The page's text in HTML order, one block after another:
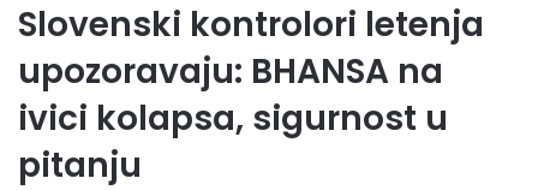
Slovenski kontrolori letenja
upozoravaju: BHANSA na
ivici kolapsa, sigurnost u
pitanju